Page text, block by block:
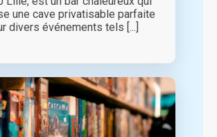
une cave privatisable parfaite
divers événements tels [...]